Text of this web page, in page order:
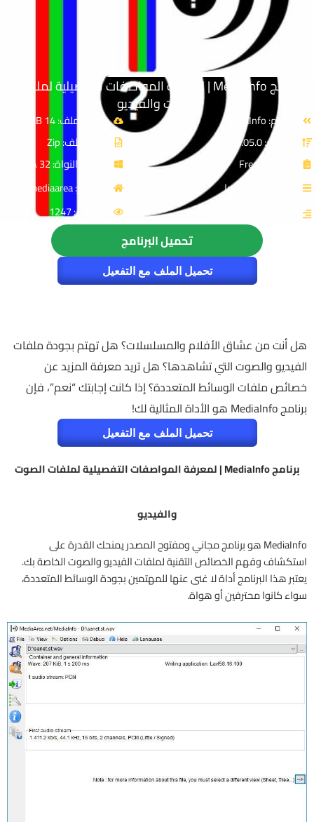
برنامج MediaInfo | لمعرفة المواصفات التفصيلية لملفات
الصوت والفيديو
الاسم: MediaInfo
الإصدار: v26.05.0
الترخيص: Free
القسم: مالتيميديا
حجم الملف: 14 MB
نوع الملف: Zip
توافق النواة: 32 & 64-Bit
المصدر: mediaarea
الزيارات : 1247
تحميل البرنامج
تحميل الملف مع التفعيل
هل أنت من عشاق الأفلام والمسلسلات؟ هل تهتم بجودة ملفات
الفيديو والصوت التي تشاهدها؟ هل تريد معرفة المزيد عن
خصائص ملفات الوسائط المتعددة؟ إذا كانت إجابتك “نعم”، فإن
برنامج MediaInfo هو الأداة المثالية لك!
تحميل الملف مع التفعيل
برنامج MediaInfo | لمعرفة المواصفات التفصيلية لملفات الصوت
والفيديو
MediaInfo هو برنامج مجاني ومفتوح المصدر يمنحك القدرة على
استكشاف وفهم الخصائص التقنية لملفات الفيديو والصوت الخاصة بك.
يعتبر هذا البرنامج أداة لا غنى عنها للمهتمين بجودة الوسائط المتعددة،
سواء كانوا محترفين أو هواة.